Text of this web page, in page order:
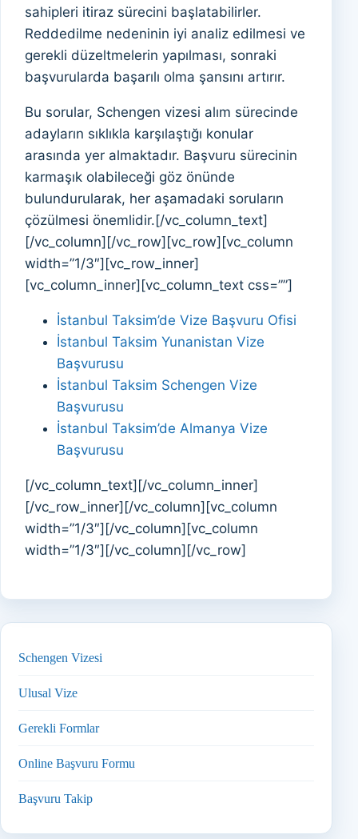
Schengen Vizesi
Ulusal Vize
Gerekli Formlar
Online Başvuru Formu
Başvuru Takip
sahipleri itiraz sürecini başlatabilirler.
Reddedilme nedeninin iyi analiz edilmesi ve
gerekli düzeltmelerin yapılması, sonraki
başvurularda başarılı olma şansını artırır.
Bu sorular, Schengen vizesi alım sürecinde
adayların sıklıkla karşılaştığı konular
arasında yer almaktadır. Başvuru sürecinin
karmaşık olabileceği göz önünde
bulundurularak, her aşamadaki soruların
çözülmesi önemlidir.[/vc_column_text]
[/vc_column][/vc_row][vc_row][vc_column
width=”1/3″][vc_row_inner]
[vc_column_inner][vc_column_text css=””]
İstanbul Taksim’de Vize Başvuru Ofisi
İstanbul Taksim Yunanistan Vize
Başvurusu
İstanbul Taksim Schengen Vize
Başvurusu
İstanbul Taksim’de Almanya Vize
Başvurusu
[/vc_column_text][/vc_column_inner]
[/vc_row_inner][/vc_column][vc_column
width=”1/3″][/vc_column][vc_column
width=”1/3″][/vc_column][/vc_row]